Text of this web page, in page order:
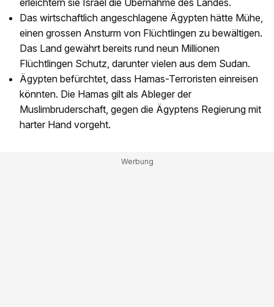
erleichtern sie Israel die Übernahme des Landes.
Das wirtschaftlich angeschlagene Ägypten hätte Mühe,
einen grossen Ansturm von Flüchtlingen zu bewältigen.
Das Land gewährt bereits rund neun Millionen
Flüchtlingen Schutz, darunter vielen aus dem Sudan.
Ägypten befürchtet, dass Hamas-Terroristen einreisen
könnten. Die Hamas gilt als Ableger der
Muslimbruderschaft, gegen die Ägyptens Regierung mit
harter Hand vorgeht.